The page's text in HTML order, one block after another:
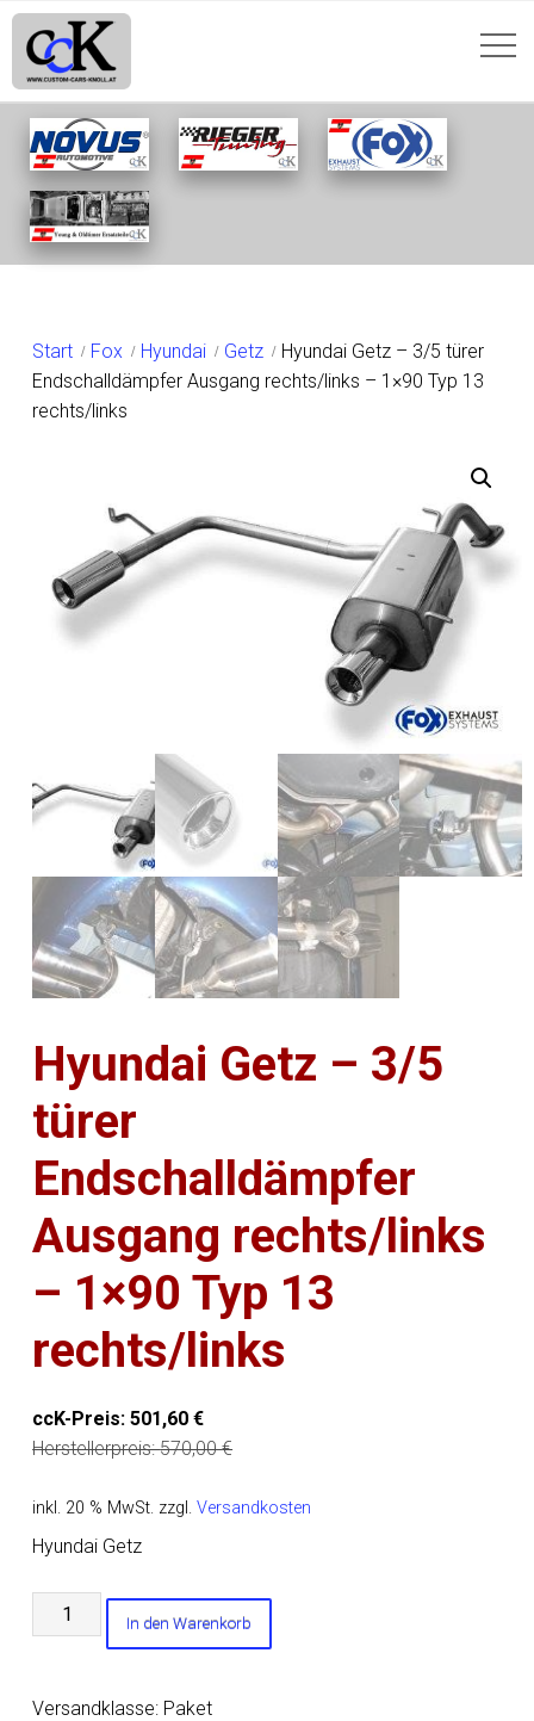
SHOP
Start Fox Hyundai Getz
Hyundai Getz – 3/5 türer
Endschalldämpfer Ausgang rechts/links – 1×90 Typ 13
rechts/links
Hyundai Getz – 3/5
türer
Endschalldämpfer
Ausgang rechts/links
– 1×90 Typ 13
rechts/links
ccK-Preis:501,60€
Herstellerpreis:570,00€
inkl. 20 % MwSt. zzgl.Versandkosten
Hyundai Getz
Hyundai
Getz
In den Warenkorb
Versandklasse: Paket